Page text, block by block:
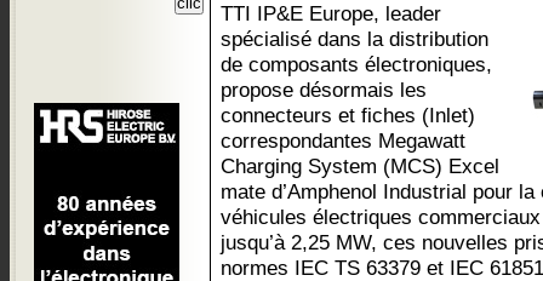
TTI IP&E Europe, leader
spécialisé dans la distribution
de composants électroniques,
propose désormais les
connecteurs et fiches (Inlet)
correspondantes Megawatt
Charging System (MCS) Excel
mate d’Amphenol Industrial pour
véhicules électriques
jusqu’à 2,25 MW, ces nouvelles
normes IEC TS 63379 et IEC